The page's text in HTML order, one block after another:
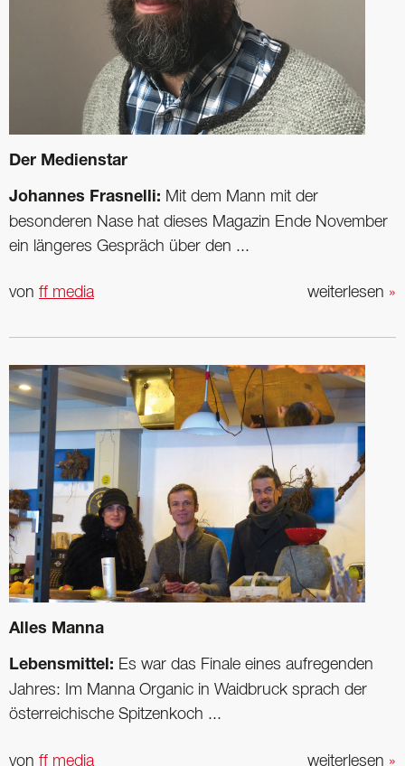
Der Medienstar
Johannes Frasnelli: Mit dem Mann mit der
besonderen Nase hat dieses Magazin Ende November
ein längeres Gespräch über den ...
weiterlesen »
von ff media
Alles Manna
Lebensmittel: Es war das Finale eines aufregenden
Jahres: Im Manna Organic in Waidbruck sprach der
österreichische Spitzenkoch ...
weiterlesen »
von ff media